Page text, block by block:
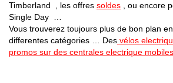
Timberland , les offres soldes , ou encore
Single Day …
Vous trouverez toujours plus de bon plan
differentes catégories … Des vélos
promos sur des centrales electrique mobiles